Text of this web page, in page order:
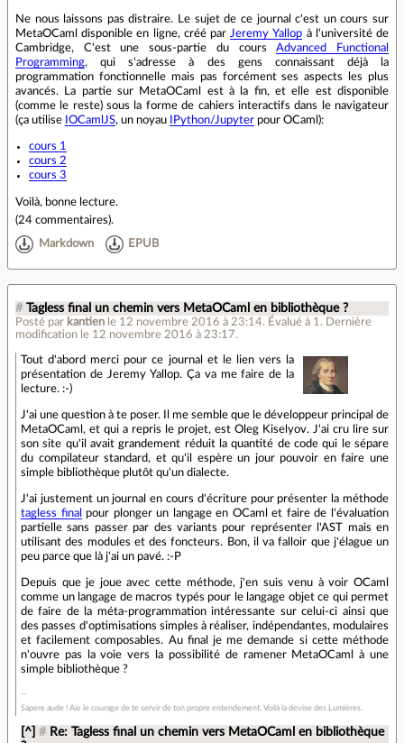
Ne nous laissons pas distraire. Le sujet de ce journal c'est un cours sur
MetaOCaml disponible en ligne, créé par Jeremy Yallop à l'université de
Cambridge, C'est une sous-partie du coursAdvanced Functional
Programming, qui s'adresse à des gens connaissant déjà la
programmation fonctionnelle mais pas forcément ses aspects les plus
avancés. La partie sur MetaOCaml est à la fin, et elle est disponible
(comme le reste) sous la forme de cahiers interactifs dans le navigateur
(ça utilise IOCamlJS, un noyau IPython/Jupyter pour OCaml):
cours 1
cours 2
cours 3
Voilà, bonne lecture.
(24 commentaires).
Markdown EPUB
# Tagless final un chemin vers MetaOCaml en bibliothèque ?
Posté par kantien le 12 novembre 2016 à 23:14. Évalué à 1. Dernière
modification le 12 novembre 2016 à 23:17.
Tout d'abord merci pour ce journal et le lien vers la
présentation de Jeremy Yallop. Ça va me faire de la
lecture. :-)
J'ai une question à te poser. Il me semble que le développeur principal de
MetaOCaml, et qui a repris le projet, est Oleg Kiselyov. J'ai cru lire sur
son site qu'il avait grandement réduit la quantité de code qui le sépare
du compilateur standard, et qu'il espère un jour pouvoir en faire une
simple bibliothèque plutôt qu'un dialecte.
J'ai justement un journal en cours d'écriture pour présenter la méthode
tagless final
pour plonger un langage en OCaml et faire de l'évaluation
partielle sans passer par des variants pour représenter l'AST mais en
utilisant des modules et des foncteurs. Bon, il va falloir que j'élague un
peu parce que là j'ai un pavé. :-P
Depuis que je joue avec cette méthode, j'en suis venu à voir OCaml
comme un langage de macros typés pour le langage objet ce qui permet
de faire de la méta-programmation intéressante sur celui-ci ainsi que
des passes d'optimisations simples à réaliser, indépendantes, modulaires
et facilement composables. Au final je me demande si cette méthode
n'ouvre pas la voie vers la possibilité de ramener MetaOCaml à une
simple bibliothèque ?
Sapere aude ! Aie le courage de te servir de ton propre entendement. Voilà la devise des Lumières.
[^] # Re: Tagless final un chemin vers MetaOCaml en bibliothèque